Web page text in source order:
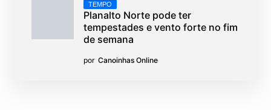
TEMPO
Planalto Norte pode ter
tempestades e vento forte no fim
de semana
por Canoinhas Online